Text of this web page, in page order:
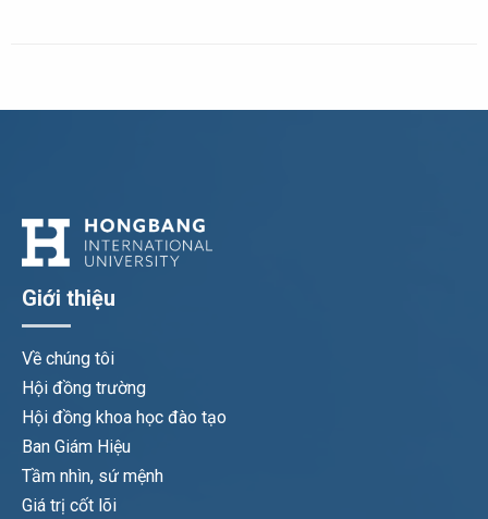
Giới thiệu
Về chúng tôi
Hội đồng trường
Hội đồng khoa học đào tạo
Ban Giám Hiệu
Tầm nhìn, sứ mệnh
Giá trị cốt lõi